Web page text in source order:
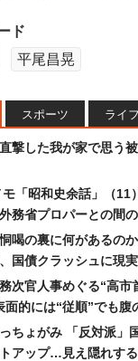
ド
平尾昌晃
スポーツ ライフ
撃した我が家で思う
「昭和史余話」（11
務省プロパーとの間
喝の裏に何があるの
国債クラッシュに現
次官人事めぐる“高市
的には“従順”でも腹
ちょがみ 「反対派」
アップ…見え隠れす